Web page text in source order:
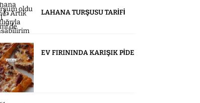
LAHANA TURŞUSU TARİFİ
EV FIRININDA KARIŞIK PİDE